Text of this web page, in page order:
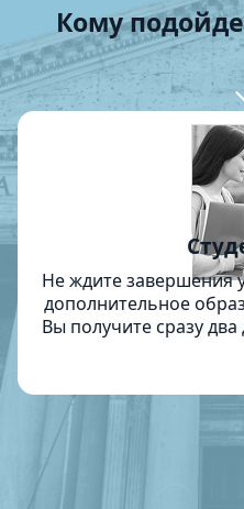
Кому
Не ждите завершения
дополнительное
Вы получите сразу